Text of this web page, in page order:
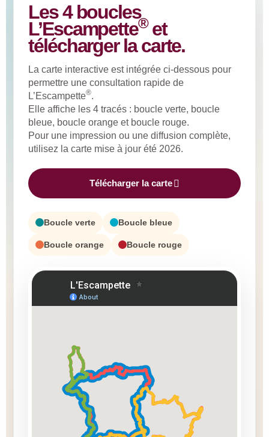
Les 4 boucles
L’Escampette®et
télécharger la carte.
La carte interactive est intégrée ci-dessous pour
permettre une consultation rapide de
L’Escampette®
Elle affiche les 4 tracés : boucle verte, boucle
bleue, boucle orange et boucle rouge.
Pour une impression ou une diffusion complète,
utilisez la carte mise à jour été 2026.
Télécharger la carte
Boucle verte Boucle bleue
Boucle orange Boucle rouge